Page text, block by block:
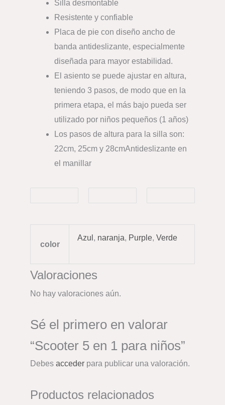
Silla desmontable
Resistente y confiable
Placa de pie con diseño ancho de
banda antideslizante, especialmente
diseñada para mayor estabilidad.
El asiento se puede ajustar en altura,
teniendo 3 pasos, de modo que en la
primera etapa, el más bajo pueda ser
utilizado por niños pequeños (1 años)
Los pasos de altura para la silla son:
22cm, 25cm y 28cmAntideslizante en
el manillar
color
Azul , naranja, Purple, Verde
Valoraciones
No hay valoraciones aún.
Sé el primero en valorar
“Scooter 5 en 1 para niños”
Debes acceder para publicar una valoración.
Productos relacionados